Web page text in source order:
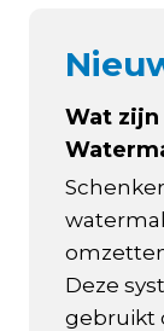
Wat zijn
Deze
gebruikt